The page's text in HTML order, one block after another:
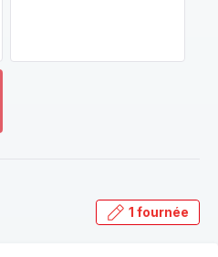
1 fournée